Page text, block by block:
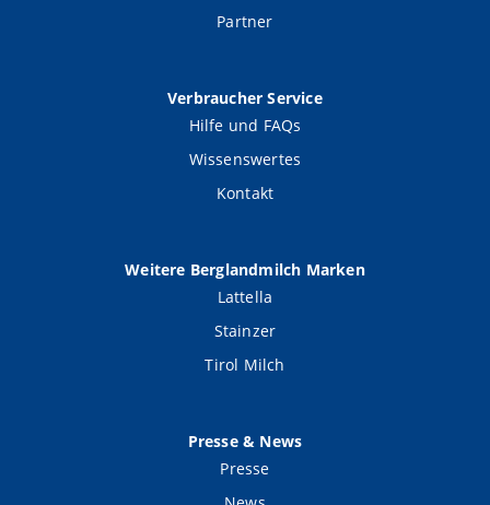
Partner
Verbraucher Service
Hilfe und FAQs
Wissenswertes
Kontakt
Weitere Berglandmilch Marken
Lattella
Stainzer
Tirol Milch
Presse & News
Presse